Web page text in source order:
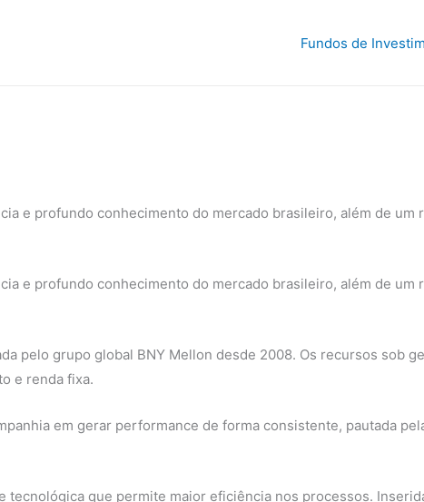
Fundos de
e profundo conhecimento do mercado brasileiro, além de
e profundo conhecimento do mercado brasileiro, além de
pelo grupo global BNY Mellon desde 2008. Os recursos sob
e renda fixa.
em gerar performance de forma consistente, pautada
tecnológica que permite maior eficiência nos processos.